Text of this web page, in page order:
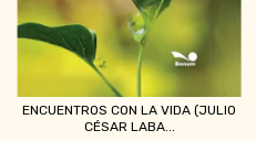
ENCUENTROS CON LA VIDA (JULIO
CÉSAR LABA...